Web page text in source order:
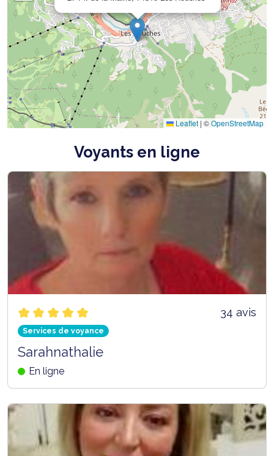
Leaflet | ©OpenStreetMap
Voyants en ligne
34 avis
Services de voyance
Sarahnathalie
En ligne